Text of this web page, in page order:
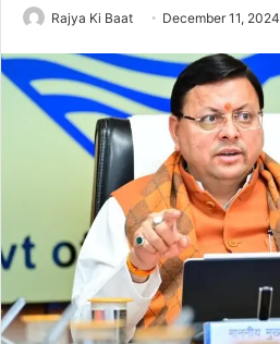
Rajya Ki Baat December 11, 2024